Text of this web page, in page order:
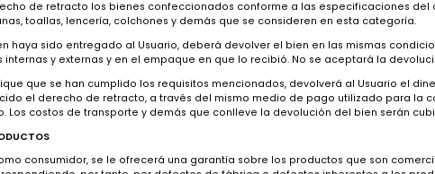
reservan el derecho de aumentar o modificar el precio de los
los medios de pago en el check out de la página al momento
PARA LA COMPRA
lo establecido en el Estatuto del Consumidor, específicamente en el
y cuando se cumplan los siguientes requisitos: